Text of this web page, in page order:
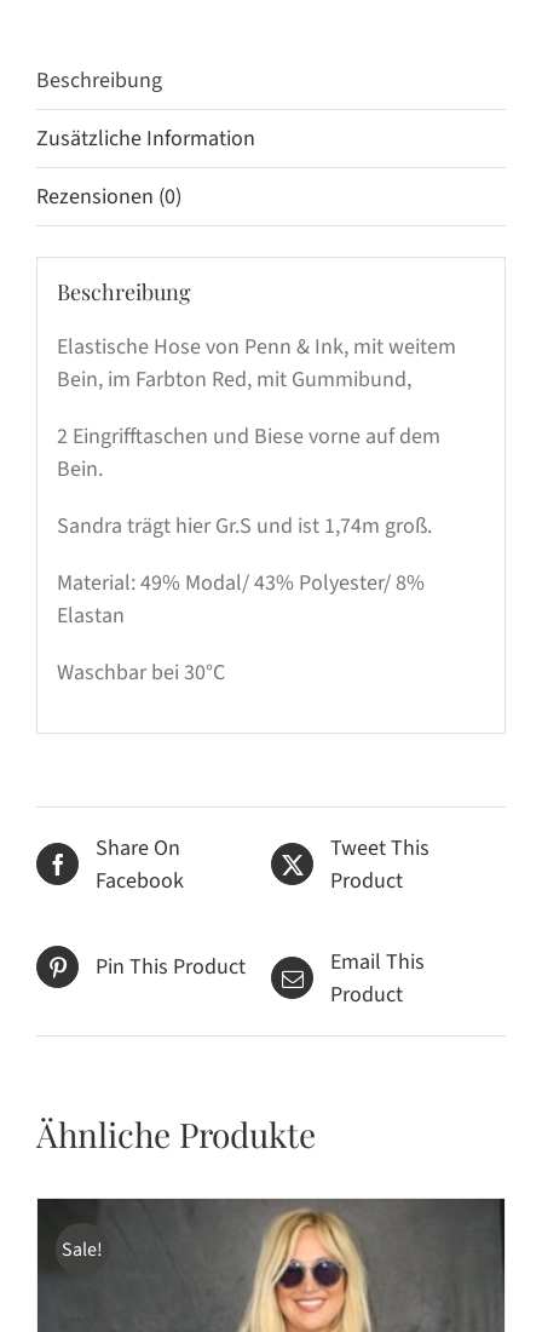
Beschreibung
Zusätzliche Information
Rezensionen (0)
Beschreibung
Elastische Hose von Penn & Ink, mit weitem
Bein, im Farbton Red, mit Gummibund,
2 Eingrifftaschen und Biese vorne auf dem
Bein.
Sandra trägt hier Gr.S und ist 1,74m groß.
Material: 49% Modal/ 43% Polyester/ 8%
Elastan
Waschbar bei 30°C
Share On
Facebook
Tweet This
Product
Pin This Product
Email This
Product
Ähnliche Produkte
Sale!